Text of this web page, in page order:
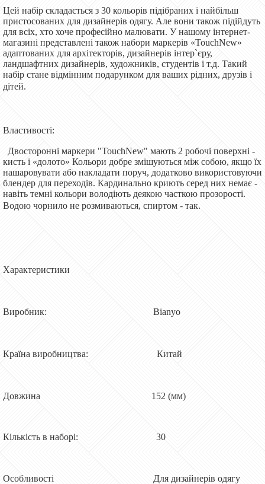
Цей набір складається з 30 кольорів підібраних і найбільш
пристосованих для дизайнерів одягу. Але вони також підійдуть
для всіх, хто хоче професійно малювати. У нашому інтернет-
магазині представлені також набори маркерів «TouchNew»
адаптованих для архітекторів, дизайнерів інтер`єру,
ландшафтних дизайнерів, художників, студентів і т.д. Такий
набір стане відмінним подарунком для ваших рідних, друзів і
дітей.
Властивості:
Двосторонні маркери "TouchNew" мають 2 робочі поверхні -
кисть і «долото» Кольори добре змішуються між собою, якщо їх
нашаровувати або накладати поруч, додатково використовуючи
блендер для переходів. Кардинально криють серед них немає -
навіть темні кольори володіють деякою часткою прозорості.
Водою чорнило не розмиваються, спиртом - так.
Характеристики
Виробник: Bianyo
Країна виробництва: Китай
Довжина 152 (мм)
Кількість в наборі: 30
Особливості Для дизайнерів одягу